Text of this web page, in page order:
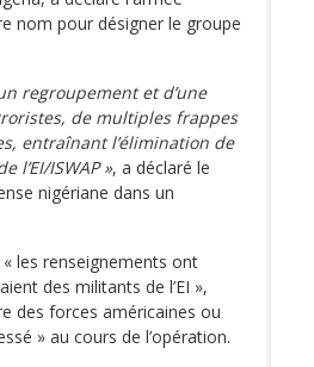
nom pour désigner le groupe
regroupement et d’une
de multiples frappes
entraînant l’élimination de
l’EI/ISWAP », a déclaré le
nigériane dans un
« les renseignements ont
des militants de l’EI »,
des forces américaines ou
» au cours de l’opération.